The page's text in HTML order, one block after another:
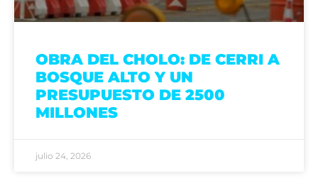
OBRA DEL CHOLO: DE CERRI A
BOSQUE ALTO Y UN
PRESUPUESTO DE 2500
MILLONES
julio 24, 2026